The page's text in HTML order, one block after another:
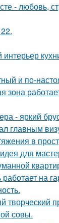
- любовь,
и по-
зона
- яркий
главным
в
для
работает на
совы.